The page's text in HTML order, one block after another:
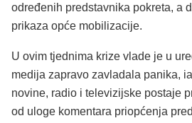
određenih predstavnika pokreta, a
prikaza opće mobilizacije.
U ovim tjednima krize vlade je u
medija zapravo zavladala panika,
novine, radio i televizijske postaje
od uloge komentara priopćenja